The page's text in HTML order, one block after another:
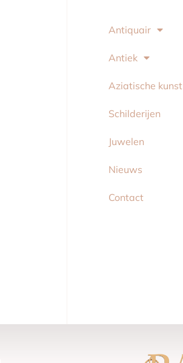
Antiquair
Antiek
Aziatische kunst
Schilderijen
Juwelen
Nieuws
Contact